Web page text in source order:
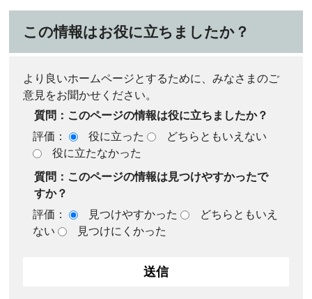
この情報はお役に立ちましたか？
より良いホームページとするために、みなさまのご
意見をお聞かせください。
質問：このページの情報は役に立ちましたか？
評価：
役に立った
どちらともいえない
役に立たなかった
質問：このページの情報は見つけやすかったで
すか？
評価：
見つけやすかった
どちらともいえ
ない
見つけにくかった